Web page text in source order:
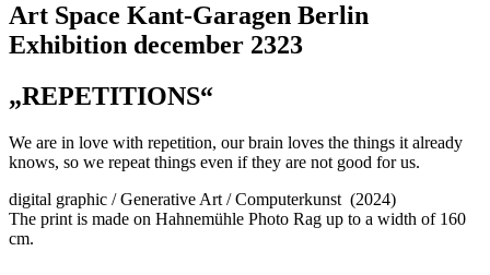
Art Space Kant-Garagen Berlin
Exhibition december 2323
„REPETITIONS“
We are in love with repetition, our brain loves the things it already
knows, so we repeat things even if they are not good for us.
digital graphic / Generative Art / Computerkunst (2024)
The print is made on Hahnemühle Photo Rag up to a width of 160
cm.